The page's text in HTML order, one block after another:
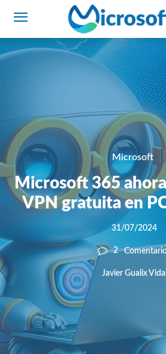
Microsoft
Microsoft 365
VPN gratuita en
31/07/2024
2
Javier Gualix Vidal